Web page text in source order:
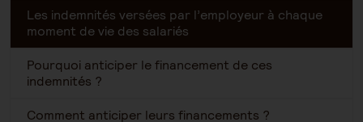
Les indemnités versées par l’employeur à chaque
moment de vie des salariés
Pourquoi anticiper le financement de ces
indemnités ?
Comment anticiper leurs financements ?